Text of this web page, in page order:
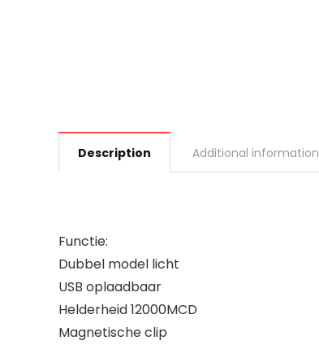
Description Additional information
Functie:
Dubbel model licht
USB oplaadbaar
Helderheid 12000MCD
Magnetische clip